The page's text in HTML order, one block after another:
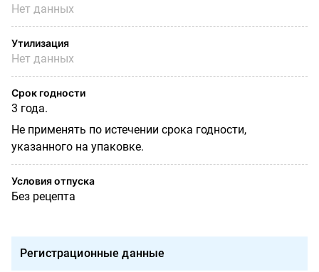
Нет данных
Утилизация
Нет данных
Срок годности
3 года.
Не применять по истечении срока годности,
указанного на упаковке.
Условия отпуска
Без рецепта
Регистрационные данные